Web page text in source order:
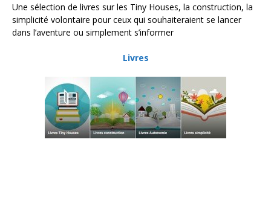
Une sélection de livres sur les Tiny Houses, la construction, la
simplicité volontaire pour ceux qui souhaiteraient se lancer
dans l’aventure ou simplement s’informer
Livres